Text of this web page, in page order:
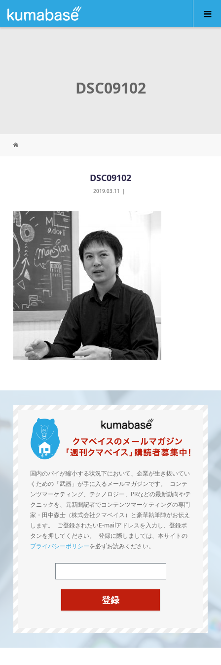
DSC09102
DSC09102
2019.03.11
国内のパイが縮小する状況下において、企業が生き抜いてい
くための「武器」が手に入るメールマガジンです。 コンテ
ンツマーケティング、テクノロジー、PRなどの最新動向やテ
クニックを、元新聞記者でコンテンツマーケティングの専門
家・田中森士（株式会社クマベイス）と豪華執筆陣がお伝え
します。 ご登録されたいE-mailアドレスを入力し、登録ボ
タンを押してください。 登録に際しましては、本サイトの
プライバシーポリシーを必ずお読みください。